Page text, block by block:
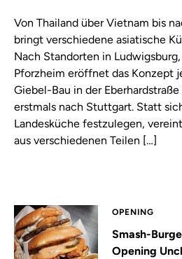
Von Thailand über Vietnam bis
bringt verschiedene asiatische
Nach Standorten in
Pforzheim eröffnet das Konzept
Giebel-Bau in der
erstmals nach Stuttgart. Statt
Landesküche festzulegen,
aus verschiedenen Teilen […]
OPENING
Smash-
Opening